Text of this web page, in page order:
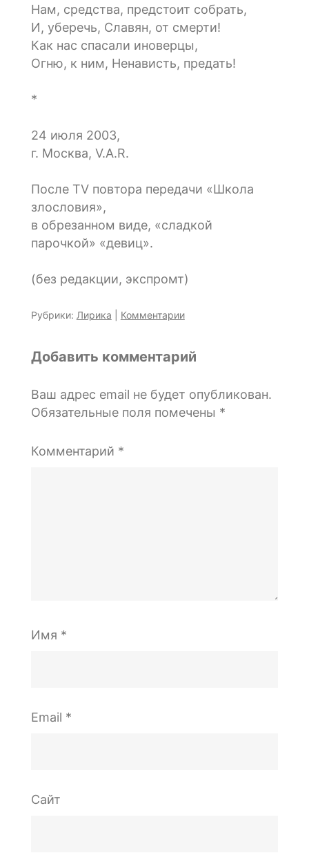
Нам, средства, предстоит собрать,
И, уберечь, Славян, от смерти!
Как нас спасали иноверцы,
Огню, к ним, Ненависть, предать!
*
24 июля 2003,
г. Москва, V.A.R.
После TV повтора передачи «Школа
злословия»,
в обрезанном виде, «сладкой
парочкой» «девиц».
(без редакции, экспромт)
Рубрики: Лирика Комментарии
Добавить комментарий
Ваш адрес email не будет опубликован.
Обязательные поля помечены *
Комментарий *
Имя *
Email *
Сайт